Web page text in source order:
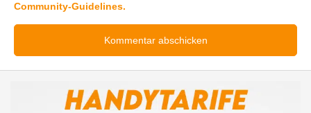
Community-Guidelines.